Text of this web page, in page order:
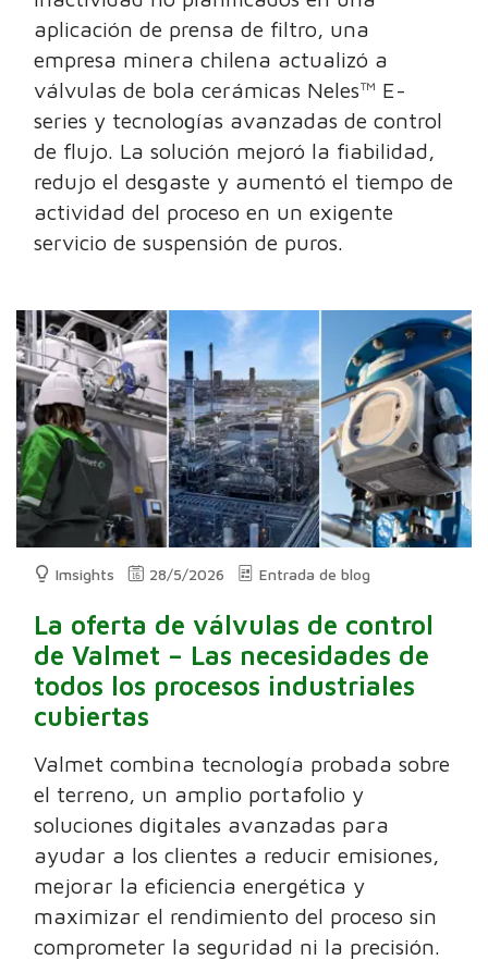
aplicación de prensa de filtro, una
empresa minera chilena actualizó a
válvulas de bola cerámicas Neles™ E-
series y tecnologías avanzadas de control
de flujo. La solución mejoró la fiabilidad,
redujo el desgaste y aumentó el tiempo de
actividad del proceso en un exigente
servicio de suspensión de puros.
Imsights 28/5/2026 Entrada de blog
La oferta de válvulas de control
de Valmet – Las necesidades de
todos los procesos industriales
cubiertas
Valmet combina tecnología probada sobre
el terreno, un amplio portafolio y
soluciones digitales avanzadas para
ayudar a los clientes a reducir emisiones,
mejorar la eficiencia energética y
maximizar el rendimiento del proceso sin
comprometer la seguridad ni la precisión.